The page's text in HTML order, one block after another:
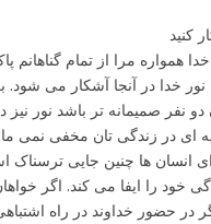
کنید
همواره مرا از تمام گناهانم
خدا در آنجا آشکار می
نفر صمیمانه تر باشد نور نیز
ای در زندگی تان مخفی نمی
انسان ها چنین جایی
خود را ایفا می کند. اگر
حضور خداوند در راه